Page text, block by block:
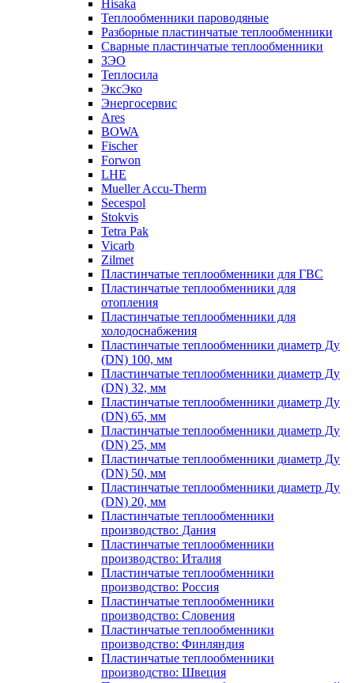
Hisaka
Теплообменники пароводяные
Разборные пластинчатые теплообменники
Сварные пластинчатые теплообменники
ЗЭО
Теплосила
ЭксЭко
Энергосервис
Ares
BOWA
Fischer
Forwon
LHE
Mueller Accu-Therm
Secespol
Stokvis
Tetra Pak
Vicarb
Zilmet
Пластинчатые теплообменники для ГВС
Пластинчатые теплообменники для
отопления
Пластинчатые теплообменники для
холодоснабжения
Пластинчатые теплообменники диаметр Ду
(DN) 100, мм
Пластинчатые теплообменники диаметр Ду
(DN) 32, мм
Пластинчатые теплообменники диаметр Ду
(DN) 65, мм
Пластинчатые теплообменники диаметр Ду
(DN) 25, мм
Пластинчатые теплообменники диаметр Ду
(DN) 50, мм
Пластинчатые теплообменники диаметр Ду
(DN) 20, мм
Пластинчатые теплообменники
производство: Дания
Пластинчатые теплообменники
производство: Италия
Пластинчатые теплообменники
производство: Россия
Пластинчатые теплообменники
производство: Словения
Пластинчатые теплообменники
производство: Финляндия
Пластинчатые теплообменники
производство: Швеция